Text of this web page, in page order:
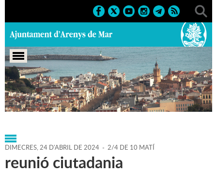
Portada > Regidories > Alcaldia > Agenda > Agenda
Alcaldia > 24-04-2024
DIMECRES,24 D'ABRIL DE 2024 - 2/4 DE 10 MATÍ
reunió ciutadania